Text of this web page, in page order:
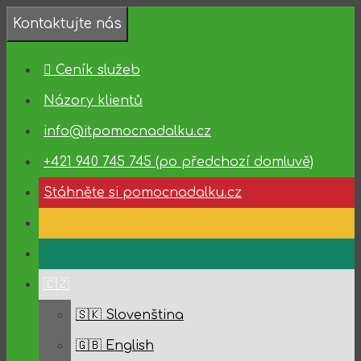
Přeskočit
❗️Dostupnost
podpory
14.08.2026
Kontaktujte nás
Ceník služeb
Názory klientů
info@itpomocnadalku.cz
+421 940 745 745 (po předchozí domluvě)
Stáhněte si pomocnadalku.cz
🇨🇿
🇸🇰 Slovenština
🇬🇧 English